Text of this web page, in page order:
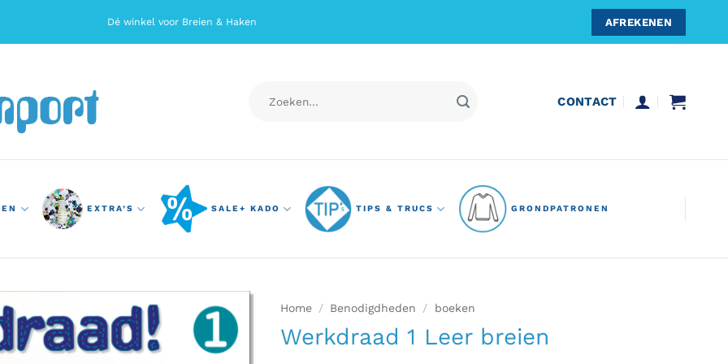
Dé winkel voor Breien & Haken AFREKENEN
naar:
CONTACT
EXTRA’S SALE+ KADO TIPS & TRUCS GRONDPATRONEN
Home / Benodigdheden / boeken
Werkdraad 1 Leer breien